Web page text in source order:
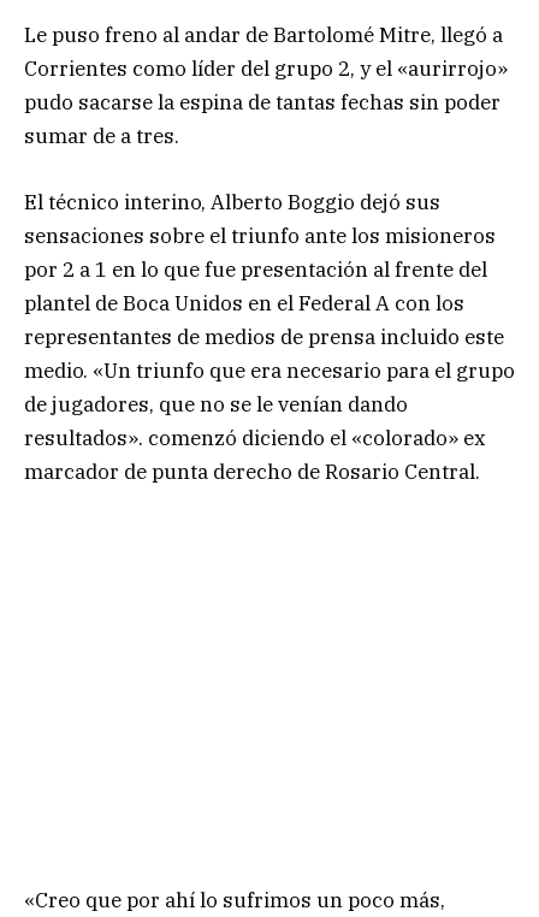
Le puso freno al andar de Bartolomé Mitre, llegó a
Corrientes como líder del grupo 2, y el «aurirrojo»
pudo sacarse la espina de tantas fechas sin poder
sumar de a tres.
El técnico interino, Alberto Boggio dejó sus
sensaciones sobre el triunfo ante los misioneros
por 2 a 1 en lo que fue presentación al frente del
plantel de Boca Unidos en el Federal A con los
representantes de medios de prensa incluido este
medio. «Un triunfo que era necesario para el grupo
de jugadores, que no se le venían dando
resultados». comenzó diciendo el «colorado» ex
marcador de punta derecho de Rosario Central.
«Creo que por ahí lo sufrimos un poco más,